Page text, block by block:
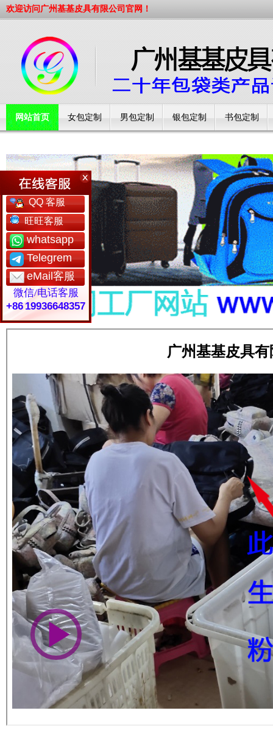
欢迎访问广州基基皮具有限公司官网！
网站首页 女包定制 男包定制 银包定制 书包定制
QQ 客服
旺旺客服
whatsapp
Telegrem
eMail客服
微信/电话客服
+86 19936648357